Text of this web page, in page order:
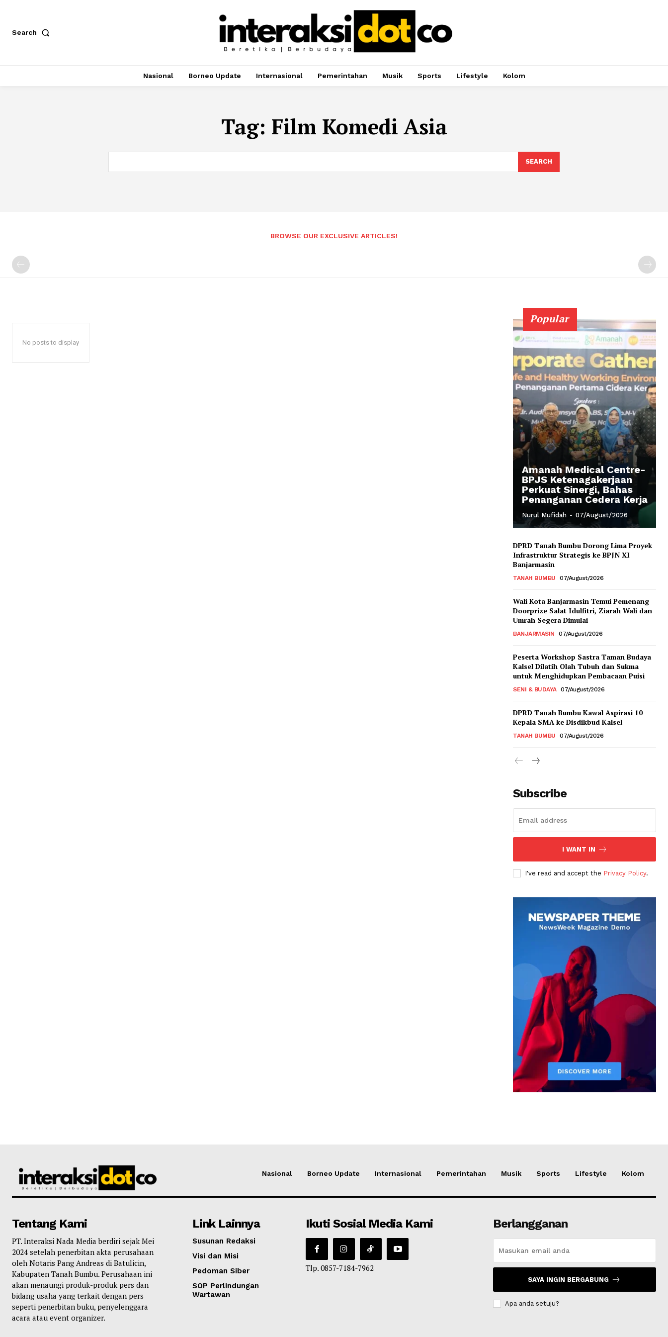
Search
Nasional Borneo Update Internasional Pemerintahan Musik Sports Lifestyle Kolom
Tag: Film Komedi Asia
SEARCH
BROWSE OUR EXCLUSIVE ARTICLES!
No posts to display
Popular
Amanah Medical Centre-
BPJS Ketenagakerjaan
Perkuat Sinergi, Bahas
Penanganan Cedera Kerja
Nurul Mufidah - 07/August/2026
DPRD Tanah Bumbu Dorong Lima Proyek
Infrastruktur Strategis ke BPJN XI
Banjarmasin
TANAH BUMBU 07/August/2026
Wali Kota Banjarmasin Temui Pemenang
Doorprize Salat Idulfitri, Ziarah Wali dan
Umrah Segera Dimulai
BANJARMASIN 07/August/2026
Peserta Workshop Sastra Taman Budaya
Kalsel Dilatih Olah Tubuh dan Sukma
untuk Menghidupkan Pembacaan Puisi
SENI & BUDAYA 07/August/2026
DPRD Tanah Bumbu Kawal Aspirasi 10
Kepala SMA ke Disdikbud Kalsel
TANAH BUMBU 07/August/2026
Subscribe
I WANT IN
I've read and accept the Privacy Policy.
Nasional Borneo Update Internasional Pemerintahan Musik Sports Lifestyle Kolom
Tentang Kami
PT. Interaksi Nada Media berdiri sejak Mei
2024 setelah penerbitan akta perusahaan
oleh Notaris Pang Andreas di Batulicin,
Kabupaten Tanah Bumbu. Perusahaan ini
akan menaungi produk-produk pers dan
bidang usaha yang terkait dengan pers
seperti penerbitan buku, penyelenggara
acara atau event organizer.
Link Lainnya
Susunan Redaksi
Visi dan Misi
Pedoman Siber
SOP Perlindungan
Wartawan
Ikuti Sosial Media Kami
Tlp. 0857-7184-7962
Berlangganan
SAYA INGIN BERGABUNG
Apa anda setuju?